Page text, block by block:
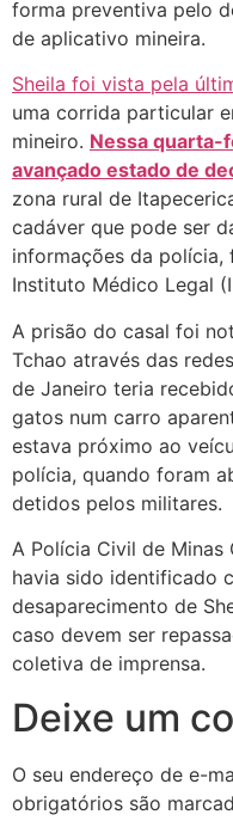
forma preventiva pelo
de aplicativo mineira.
Sheila foi vista pela
uma corrida particular
mineiro. Nessa quarta-
avançado estado de
zona rural de
cadáver que pode ser
informações da polícia,
Instituto Médico Legal
A prisão do casal foi
Tchao através das
de Janeiro teria
gatos num carro
estava próximo ao
polícia, quando foram
detidos pelos militares.
A Polícia Civil de Minas
havia sido identificado
desaparecimento de
caso devem ser
coletiva de imprensa.
Deixe um
O seu endereço de e-
obrigatórios são